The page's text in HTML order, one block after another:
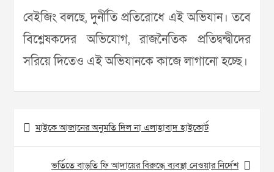
বেইজিং বলছে, দুর্নীতি প্রতিরোধে এই অভিযান। তবে
বিশ্লেষকদের অভিযোগ, রাজনৈতিক প্রতিদ্বন্দ্বীদের
সরিয়ে দিতেও এই অভিযানকে কাজে লাগানো হচ্ছে।
Post
navigation
মাইকে আজানের অনুমতি দিল না এলাহাবাদ হাইকোর্ট
ভর্তিতে বাড়তি ফি আদায়ের বিরুদ্ধে ব্যবস্থা নেওয়ার নির্দেশ